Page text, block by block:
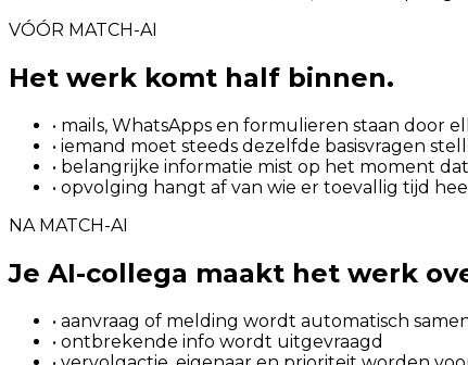
VÓÓR MATCH-AI
Het werk komt half binnen.
• mails, WhatsApps en formulieren staan door
• iemand moet steeds dezelfde basisvragen
• belangrijke informatie mist op het moment
• opvolging hangt af van wie er toevallig tijd
NA MATCH-AI
Je AI-collega maakt het werk
• aanvraag of melding wordt automatisch
• ontbrekende info wordt uitgevraagd